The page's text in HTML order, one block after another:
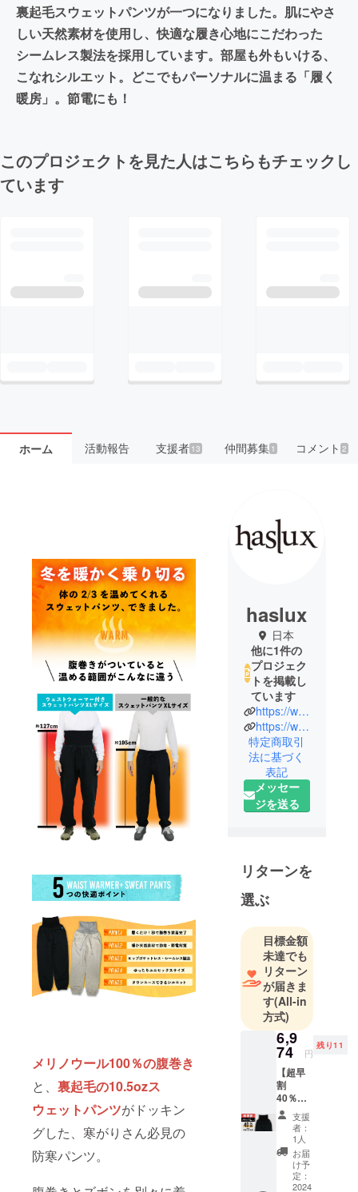
裏起毛スウェットパンツが一つになりました。肌にやさ
しい天然素材を使用し、快適な履き心地にこだわった
シームレス製法を採用しています。部屋も外もいける、
こなれシルエット。どこでもパーソナルに温まる「履く
暖房」。節電にも！
このプロジェクトを見た人はこちらもチェックし
ています
ホーム 活動報告 支援者 13 仲間募集 1 コメント 2
メリノウール100％の腹巻き
と、 裏起毛の10.5ozス
ウェットパンツがドッキン
グした、寒がりさん必見の
防寒パンツ。
haslux
日本
他に1件の
プロジェク
トを掲載し
ています
https://www.instagram.com/_waczak_/
https://waczak.jp/
特定商取引
法に基づく
表記
メッセー
ジを送る
リターンを
選ぶ
目標金額
未達でも
リターン
が届きま
す(All-in
方式)
6,9
74 円
残り11
【超早
割
40％OF
F】ブ
ラック
× Lサイ
ズ【先
着12名
様】 腹
巻き付
支援
者：
1人
お届
け予
定：
2024